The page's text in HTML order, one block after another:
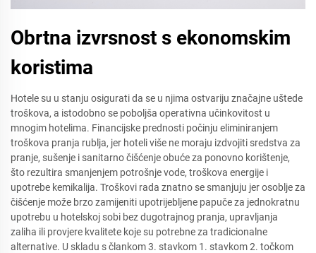
Obrtna izvrsnost s ekonomskim
koristima
Hotele su u stanju osigurati da se u njima ostvariju značajne uštede
troškova, a istodobno se poboljša operativna učinkovitost u
mnogim hotelima. Financijske prednosti počinju eliminiranjem
troškova pranja rublja, jer hoteli više ne moraju izdvojiti sredstva za
pranje, sušenje i sanitarno čišćenje obuće za ponovno korištenje,
što rezultira smanjenjem potrošnje vode, troškova energije i
upotrebe kemikalija. Troškovi rada znatno se smanjuju jer osoblje za
čišćenje može brzo zamijeniti upotrijebljene papuče za jednokratnu
upotrebu u hotelskoj sobi bez dugotrajnog pranja, upravljanja
zaliha ili provjere kvalitete koje su potrebne za tradicionalne
alternative. U skladu s člankom 3. stavkom 1. stavkom 2. točkom